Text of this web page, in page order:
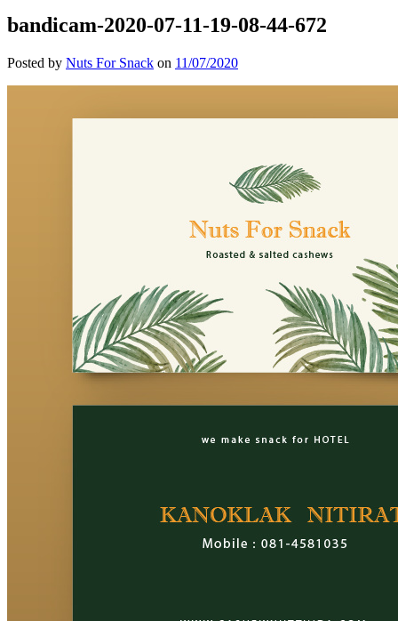
bandicam-2020-07-11-19-08-44-672
Posted by Nuts For Snack on 11/07/2020